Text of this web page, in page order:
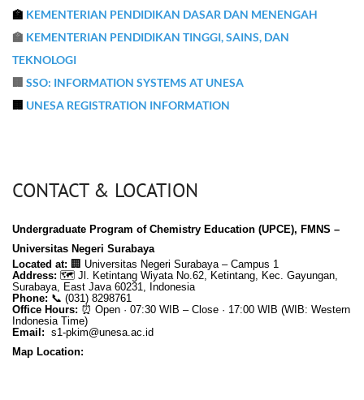
🏫 KEMENTERIAN PENDIDIKAN DASAR DAN MENENGAH
🏫 KEMENTERIAN PENDIDIKAN TINGGI, SAINS, DAN
TEKNOLOGI
SSO: INFORMATION SYSTEMS AT UNESA
🏢 UNESA REGISTRATION INFORMATION
CONTACT & LOCATION
Undergraduate Program of Chemistry Education (UPCE), FMNS –
Universitas Negeri Surabaya
Located at: 🏢 Universitas Negeri Surabaya – Campus 1
Address: 🗺️ Jl. Ketintang Wiyata No.62, Ketintang, Kec. Gayungan,
Surabaya, East Java 60231, Indonesia
Phone: 📞 (031) 8298761
Office Hours: ⏰ Open · 07:30 WIB – Close · 17:00 WIB (WIB: Western
Indonesia Time)
Email: s1-pkim@unesa.ac.id
Map Location: